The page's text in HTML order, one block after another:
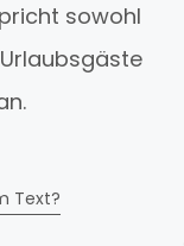
sowohl
Text?